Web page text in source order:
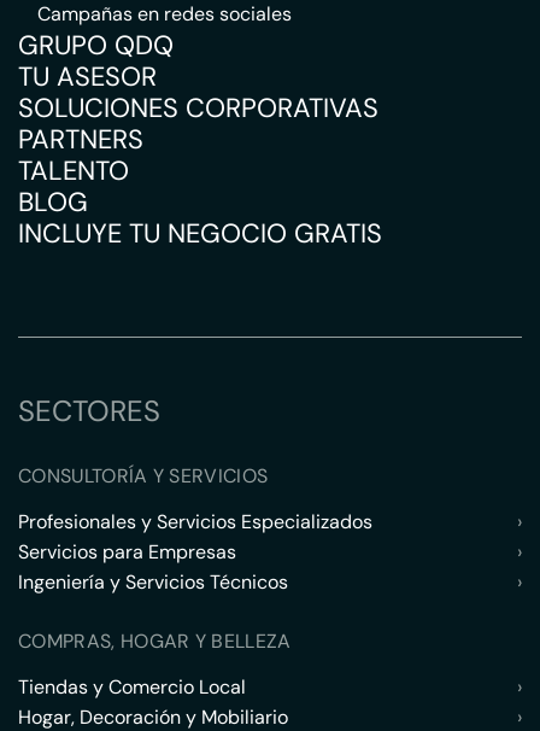
Campañas en redes sociales
GRUPO QDQ
TU ASESOR
SOLUCIONES CORPORATIVAS
PARTNERS
TALENTO
BLOG
INCLUYE TU NEGOCIO GRATIS
SECTORES
CONSULTORÍA Y SERVICIOS
Profesionales y Servicios Especializados
›
Servicios para Empresas
›
Ingeniería y Servicios Técnicos
›
COMPRAS, HOGAR Y BELLEZA
Tiendas y Comercio Local
›
Hogar, Decoración y Mobiliario
›